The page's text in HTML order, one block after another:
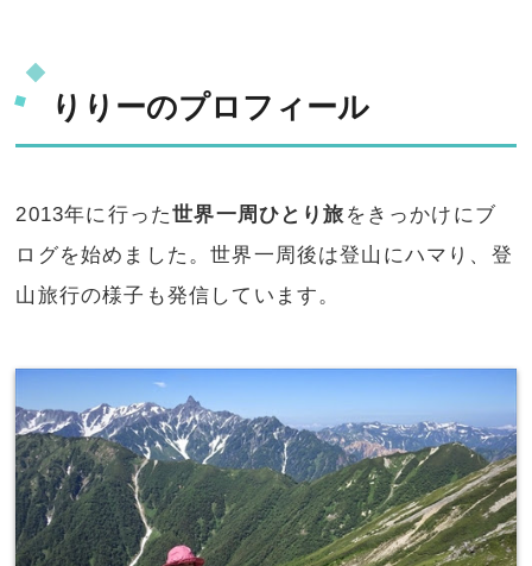
りりーのプロフィール
2013年に行った世界一周ひとり旅 をきっかけにブ
ログを始めました。世界一周後は登山にハマり、登
山旅行の様子も発信しています。